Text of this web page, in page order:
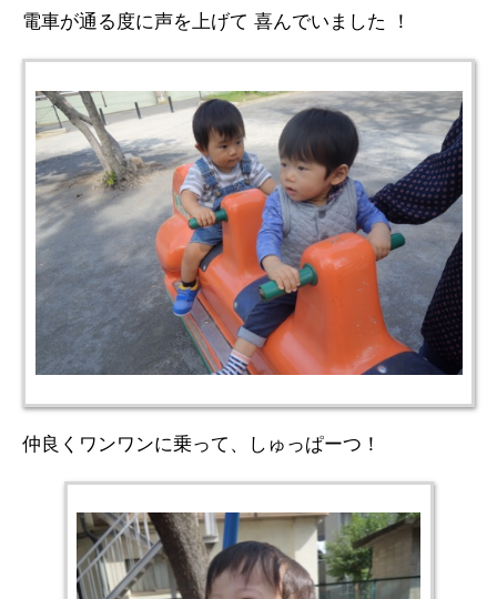
電車が通る度に声を上げて 喜んでいました ！
仲良くワンワンに乗って、しゅっぱーつ！